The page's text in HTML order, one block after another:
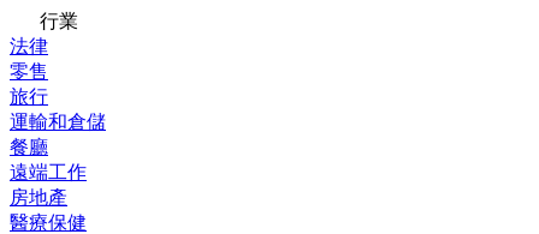
行業
法律
零售
旅行
運輸和倉儲
餐廳
遠端工作
房地產
醫療保健